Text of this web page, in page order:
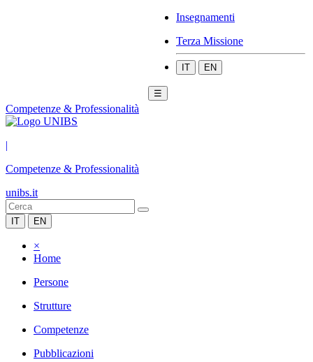
Insegnamenti
Terza Missione
IT EN
☰
Competenze & Professionalità
|
Competenze & Professionalità
unibs.it
IT EN
×
Home
Persone
Strutture
Competenze
Pubblicazioni